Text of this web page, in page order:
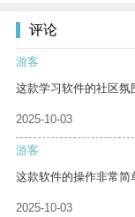
评论
游客
这款学习软件的社区氛
2025-10-03
游客
这款软件的操作非常简
2025-10-03